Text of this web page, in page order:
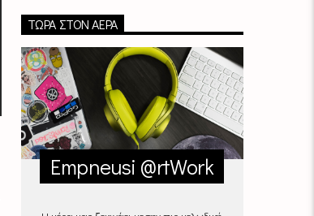
ΤΏΡΑ ΣΤΟΝ ΑΈΡΑ
Empneusi @rtWork